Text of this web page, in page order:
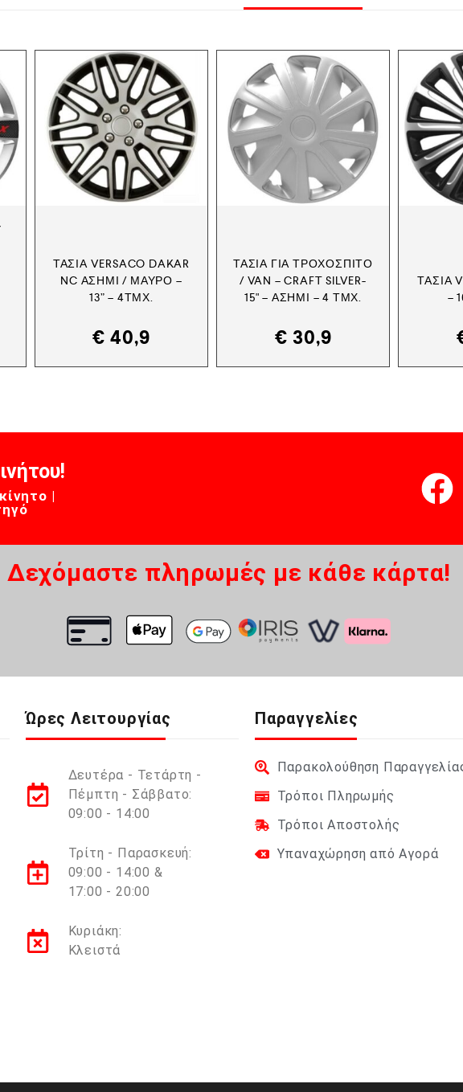
ΤΆΣΙΑ VERSACO DAKAR
NC ΑΣΗΜΊ / ΜΑΎΡΟ –
13” – 4ΤΜΧ.
€ 40,9
ΤΆΣΙΑ ΓΙΑ ΤΡΟΧΌΣΠΙΤΟ
/ VAN – CRAFT SILVER-
15" – ΑΣΗΜΊ – 4 ΤΜΧ.
€ 30,9
ΤΆΣΙΑ
–
|
Δεχόμαστε πληρωμές με κάθε κάρτα!
Ώρες Λειτουργίας
Δευτέρα - Τετάρτη -
Πέμπτη - Σάββατο:
09:00 - 14:00
Τρίτη - Παρασκευή:
09:00 - 14:00 &
17:00 - 20:00
Κυριάκη:
Κλειστά
Παραγγελίες
Παρακολούθηση
Τρόποι Πληρωμής
Τρόποι Αποστολής
Υπαναχώρηση από Αγορά